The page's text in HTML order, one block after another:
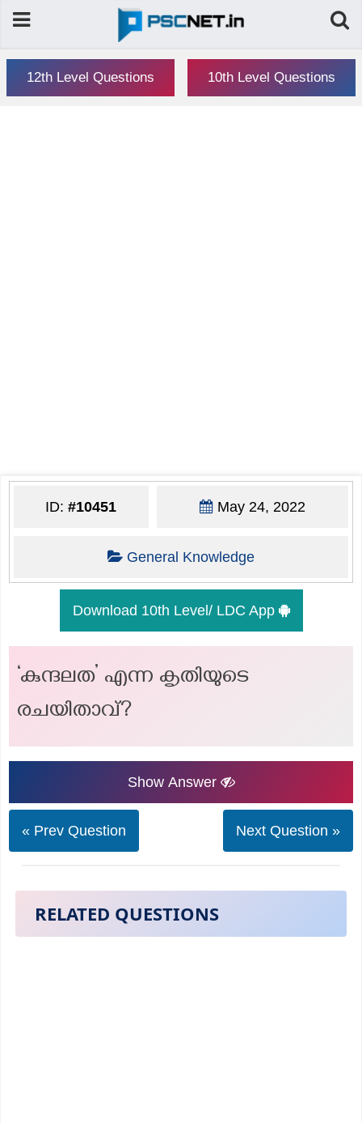
12th Level Questions 10th Level Questions
ID:#10451 May 24, 2022
General Knowledge
Download 10th Level/ LDC App
‘കുന്ദലത’ എന്ന കൃതിയുടെ
രചയിതാവ്?
Show Answer
« Prev Question Next Question »
RELATED QUESTIONS